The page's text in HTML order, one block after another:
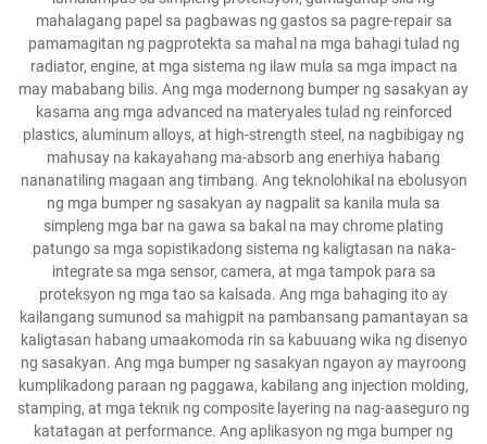
mahalagang papel sa pagbawas ng gastos sa pagre-repair sa
pamamagitan ng pagprotekta sa mahal na mga bahagi tulad ng
radiator, engine, at mga sistema ng ilaw mula sa mga impact na
may mababang bilis. Ang mga modernong bumper ng sasakyan ay
kasama ang mga advanced na materyales tulad ng reinforced
plastics, aluminum alloys, at high-strength steel, na nagbibigay ng
mahusay na kakayahang ma-absorb ang enerhiya habang
nananatiling magaan ang timbang. Ang teknolohikal na ebolusyon
ng mga bumper ng sasakyan ay nagpalit sa kanila mula sa
simpleng mga bar na gawa sa bakal na may chrome plating
patungo sa mga sopistikadong sistema ng kaligtasan na naka-
integrate sa mga sensor, camera, at mga tampok para sa
proteksyon ng mga tao sa kalsada. Ang mga bahaging ito ay
kailangang sumunod sa mahigpit na pambansang pamantayan sa
kaligtasan habang umaakomoda rin sa kabuuang wika ng disenyo
ng sasakyan. Ang mga bumper ng sasakyan ngayon ay mayroong
kumplikadong paraan ng paggawa, kabilang ang injection molding,
stamping, at mga teknik ng composite layering na nag-aaseguro ng
katatagan at performance. Ang aplikasyon ng mga bumper ng